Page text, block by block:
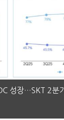
성장…SKT 2분기